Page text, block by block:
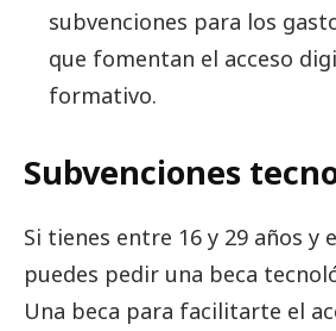
subvenciones para los
que fomentan el acceso
formativo.
Subvenciones
Si tienes entre 16 y 29 años y
puedes pedir una beca
Una beca para facilitarte el